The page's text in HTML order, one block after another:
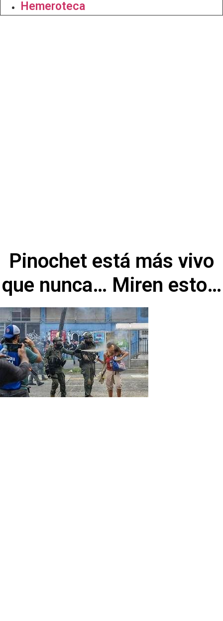
Hemeroteca
Pinochet está más vivo
que nunca… Miren esto…